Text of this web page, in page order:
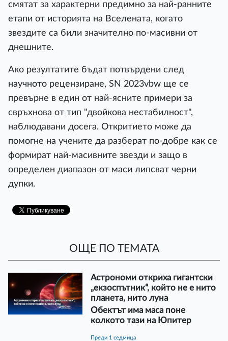
смятат за характерни предимно за най-ранните
етапи от историята на Вселената, когато
звездите са били значително по-масивни от
днешните.
Ако резултатите бъдат потвърдени след
научното рецензиране, SN 2023vbw ще се
превърне в един от най-ясните примери за
свръхнова от тип "двойкова нестабилност",
наблюдавани досега. Откритието може да
помогне на учените да разберат по-добре как се
формират най-масивните звезди и защо в
определен диапазон от маси липсват черни
дупки.
ОЩЕ ПО ТЕМАТА
Астрономи откриха гигантски
„екзоспътник“, който не е нито
планета, нито луна
Обектът има маса поне
колкото тази на Юпитер
преди 1 седмица